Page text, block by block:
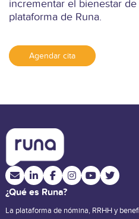
incrementar el bienestar
plataforma de Runa.
Agendar cita
¿Qué es Runa?
La plataforma de nómina, RRHH y